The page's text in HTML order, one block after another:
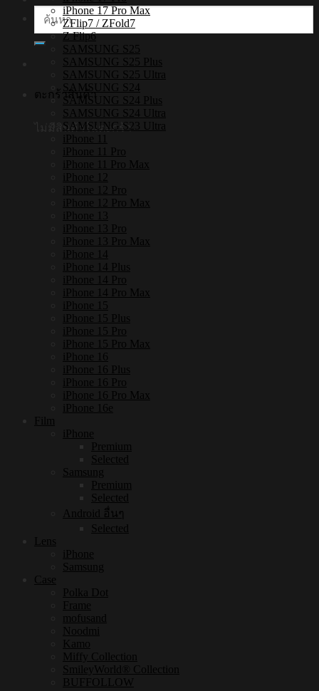
ค้นหา:
ตะกร้าสินค้า
ไม่มีสินค้าในตะกร้า
iPhone 17 Pro Max
ZFlip7 / ZFold7
Z Flip6
SAMSUNG S25
SAMSUNG S25 Plus
SAMSUNG S25 Ultra
SAMSUNG S24
SAMSUNG S24 Plus
SAMSUNG S24 Ultra
SAMSUNG S23 Ultra
iPhone 11
iPhone 11 Pro
iPhone 11 Pro Max
iPhone 12
iPhone 12 Pro
iPhone 12 Pro Max
iPhone 13
iPhone 13 Pro
iPhone 13 Pro Max
iPhone 14
iPhone 14 Plus
iPhone 14 Pro
iPhone 14 Pro Max
iPhone 15
iPhone 15 Plus
iPhone 15 Pro
iPhone 15 Pro Max
iPhone 16
iPhone 16 Plus
iPhone 16 Pro
iPhone 16 Pro Max
iPhone 16e
Film
iPhone
Premium
Selected
Samsung
Premium
Selected
Android อื่นๆ
Selected
Lens
iPhone
Samsung
Case
Polka Dot
Frame
mofusand
Noodmi
Kamo
Miffy Collection
SmileyWorld® Collection
BUFFOLLOW